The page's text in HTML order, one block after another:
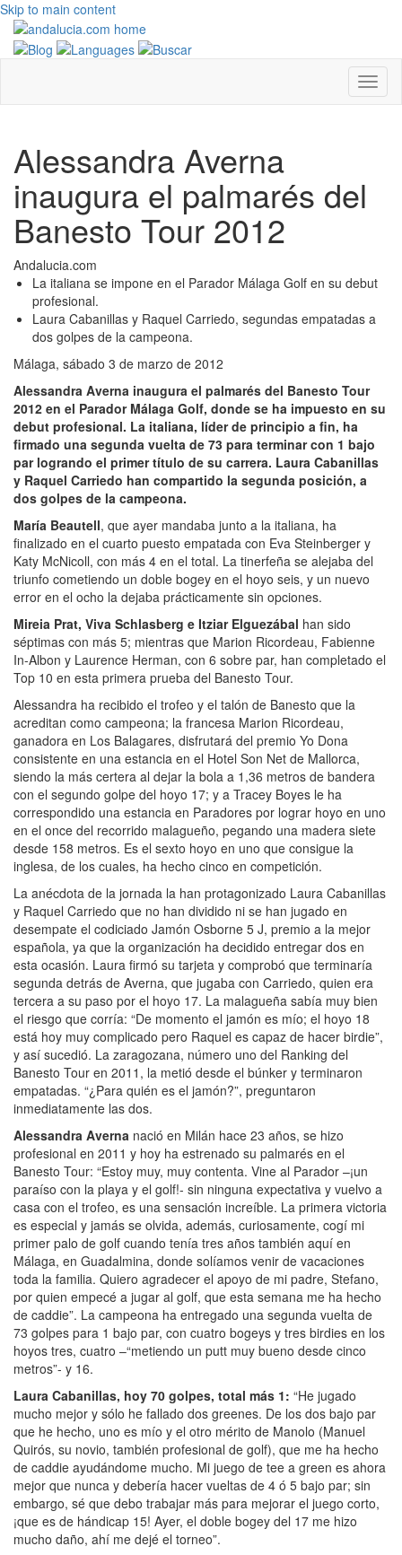
Skip to main content
Alessandra Averna
inaugura el palmarés del
Banesto Tour 2012
Andalucia.com
La italiana se impone en el Parador Málaga Golf en su debut
profesional.
Laura Cabanillas y Raquel Carriedo, segundas empatadas a
dos golpes de la campeona.
Málaga, sábado 3 de marzo de 2012
Alessandra Averna inaugura el palmarés del Banesto Tour
2012 en el Parador Málaga Golf, donde se ha impuesto en su
debut profesional. La italiana, líder de principio a fin, ha
firmado una segunda vuelta de 73 para terminar con 1 bajo
par logrando el primer título de su carrera. Laura Cabanillas
y Raquel Carriedo han compartido la segunda posición, a
dos golpes de la campeona.
María Beautell, que ayer mandaba junto a la italiana, ha
finalizado en el cuarto puesto empatada con Eva Steinberger y
Katy McNicoll, con más 4 en el total. La tinerfeña se alejaba del
triunfo cometiendo un doble bogey en el hoyo seis, y un nuevo
error en el ocho la dejaba prácticamente sin opciones.
Mireia Prat, Viva Schlasberg e Itziar Elguezábal han sido
séptimas con más 5; mientras que Marion Ricordeau, Fabienne
In-Albon y Laurence Herman, con 6 sobre par, han completado el
Top 10 en esta primera prueba del Banesto Tour.
Alessandra ha recibido el trofeo y el talón de Banesto que la
acreditan como campeona; la francesa Marion Ricordeau,
ganadora en Los Balagares, disfrutará del premio Yo Dona
consistente en una estancia en el Hotel Son Net de Mallorca,
siendo la más certera al dejar la bola a 1,36 metros de bandera
con el segundo golpe del hoyo 17; y a Tracey Boyes le ha
correspondido una estancia en Paradores por lograr hoyo en uno
en el once del recorrido malagueño, pegando una madera siete
desde 158 metros. Es el sexto hoyo en uno que consigue la
inglesa, de los cuales, ha hecho cinco en competición.
La anécdota de la jornada la han protagonizado Laura Cabanillas
y Raquel Carriedo que no han dividido ni se han jugado en
desempate el codiciado Jamón Osborne 5 J, premio a la mejor
española, ya que la organización ha decidido entregar dos en
esta ocasión. Laura firmó su tarjeta y comprobó que terminaría
segunda detrás de Averna, que jugaba con Carriedo, quien era
tercera a su paso por el hoyo 17. La malagueña sabía muy bien
el riesgo que corría: “De momento el jamón es mío; el hoyo 18
está hoy muy complicado pero Raquel es capaz de hacer birdie”,
y así sucedió. La zaragozana, número uno del Ranking del
Banesto Tour en 2011, la metió desde el búnker y terminaron
empatadas. “¿Para quién es el jamón?”, preguntaron
inmediatamente las dos.
Alessandra Averna nació en Milán hace 23 años, se hizo
profesional en 2011 y hoy ha estrenado su palmarés en el
Banesto Tour: “Estoy muy, muy contenta. Vine al Parador –¡un
paraíso con la playa y el golf!- sin ninguna expectativa y vuelvo a
casa con el trofeo, es una sensación increíble. La primera victoria
es especial y jamás se olvida, además, curiosamente, cogí mi
primer palo de golf cuando tenía tres años también aquí en
Málaga, en Guadalmina, donde solíamos venir de vacaciones
toda la familia. Quiero agradecer el apoyo de mi padre, Stefano,
por quien empecé a jugar al golf, que esta semana me ha hecho
de caddie”. La campeona ha entregado una segunda vuelta de
73 golpes para 1 bajo par, con cuatro bogeys y tres birdies en los
hoyos tres, cuatro –“metiendo un putt muy bueno desde cinco
metros”- y 16.
Laura Cabanillas, hoy 70 golpes, total más 1: “He jugado
mucho mejor y sólo he fallado dos greenes. De los dos bajo par
que he hecho, uno es mío y el otro mérito de Manolo (Manuel
Quirós, su novio, también profesional de golf), que me ha hecho
de caddie ayudándome mucho. Mi juego de tee a green es ahora
mejor que nunca y debería hacer vueltas de 4 ó 5 bajo par; sin
embargo, sé que debo trabajar más para mejorar el juego corto,
¡que es de hándicap 15! Ayer, el doble bogey del 17 me hizo
mucho daño, ahí me dejé el torneo”.